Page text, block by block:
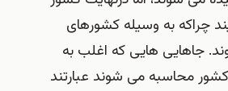
چراکه به وسیله کشورهای
جاهایی هایی که اغلب به
کشور محاسبه می شوند عبارتند